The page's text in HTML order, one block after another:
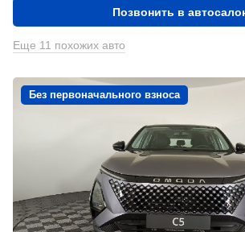
Позвонить в
Еще 11 похожих авто
Без первоначального взноса